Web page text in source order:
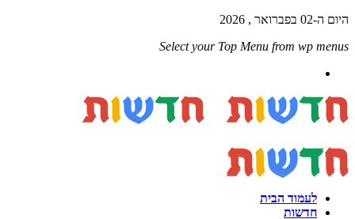
היום ה-02 בפברואר , 2026
Select your Top Menu from wp menus
לעמוד הבית
חדשות